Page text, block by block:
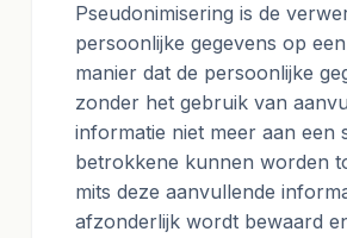
Pseudonimisering is de
persoonlijke gegevens op
manier dat de persoonlijke
zonder het gebruik van
informatie niet meer aan een
betrokkene kunnen worden
mits deze aanvullende
afzonderlijk wordt bewaard